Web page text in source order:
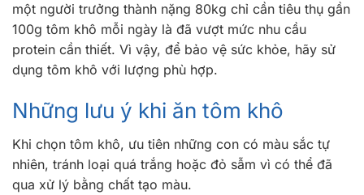
một người trưởng thành nặng 80kg chỉ cần tiêu thụ gần
100g tôm khô mỗi ngày là đã vượt mức nhu cầu
protein cần thiết. Vì vậy, để bảo vệ sức khỏe, hãy sử
dụng tôm khô với lượng phù hợp.
Những lưu ý khi ăn tôm khô
Khi chọn tôm khô, ưu tiên những con có màu sắc tự
nhiên, tránh loại quá trắng hoặc đỏ sẫm vì có thể đã
qua xử lý bằng chất tạo màu.